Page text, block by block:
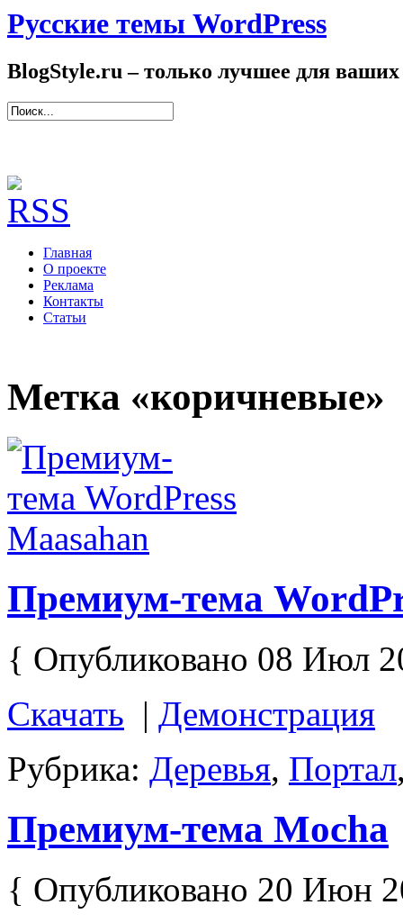
Русские темы WordPress
BlogStyle.ru – только лучшее для ваших
Главная
О проекте
Реклама
Контакты
Статьи
Метка «коричневые»
Премиум-тема
{ Опубликовано 08 Июл
Скачать | Демонстрация
Рубрика: Деревья, Портал
Премиум-тема Mocha
{ Опубликовано 20 Июн